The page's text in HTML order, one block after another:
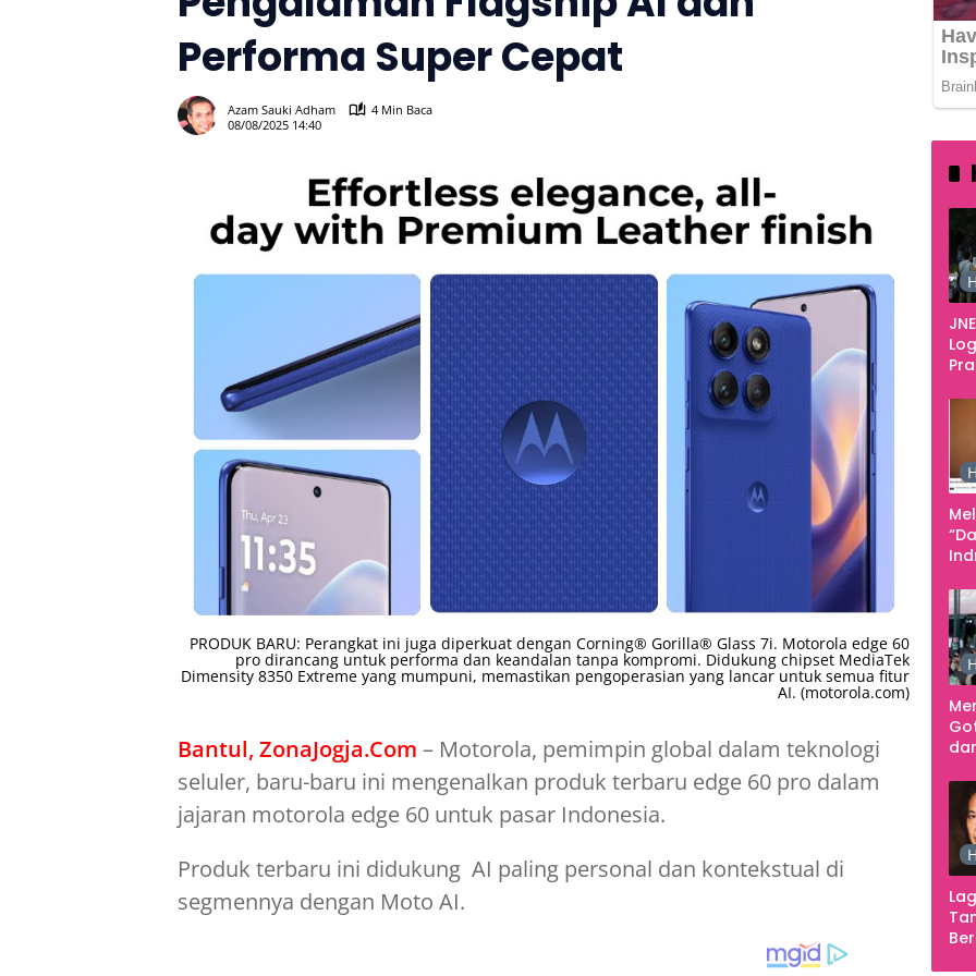
Performa Super Cepat
Azam Sauki Adham
4 Min Baca
08/08/2025 14:40
PRODUK BARU: Perangkat ini juga diperkuat dengan Corning® Gorilla® Glass 7i. Motorola edge 60
pro dirancang untuk performa dan keandalan tanpa kompromi. Didukung chipset MediaTek
Dimensity 8350 Extreme yang mumpuni, memastikan pengoperasian yang lancar untuk semua fitur
AI. (motorola.com)
Bantul, ZonaJogja.Com – Motorola, pemimpin global dalam teknologi
seluler, baru-baru ini mengenalkan produk terbaru edge 60 pro dalam
jajaran motorola edge 60 untuk pasar Indonesia.
Produk terbaru ini didukung AI paling personal dan kontekstual di
segmennya dengan Moto AI.